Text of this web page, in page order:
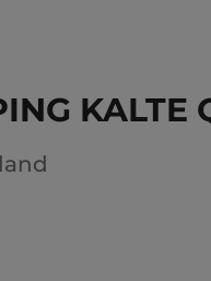
KALTE